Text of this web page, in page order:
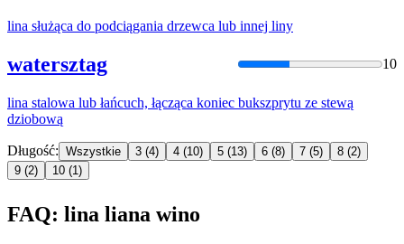
lina służąca do podciągania drzewca lub innej liny
watersztag 10
lina stalowa lub łańcuch, łącząca koniec bukszprytu ze stewą
dziobową
Długość: Wszystkie 3 (4) 4 (10) 5 (13) 6 (8) 7 (5) 8 (2)
9 (2) 10 (1)
FAQ: lina liana wino